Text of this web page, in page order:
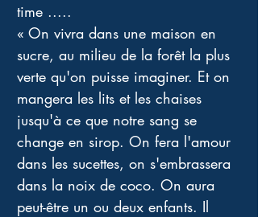
time .....
« On vivra dans une maison en
sucre, au milieu de la forêt la plus
verte qu'on puisse imaginer. Et on
mangera les lits et les chaises
jusqu'à ce que notre sang se
change en sirop. On fera l'amour
dans les sucettes, on s'embrassera
dans la noix de coco. On aura
peut-être un ou deux enfants. Il